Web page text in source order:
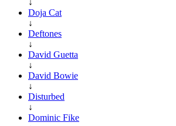
Doja Cat
↓
Deftones
↓
David Guetta
↓
David Bowie
↓
Disturbed
↓
Dominic Fike